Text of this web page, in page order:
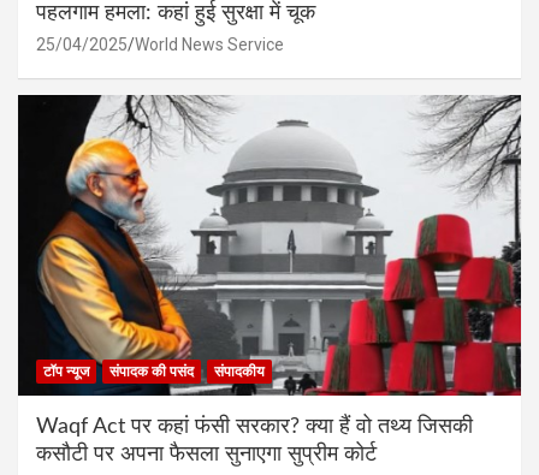
पहलगाम हमला: कहां हुई सुरक्षा में चूक
25/04/2025 World News Service
टॉप न्यूज संपादक की पसंद संपादकीय
Waqf Act पर कहां फंसी सरकार? क्या हैं वो तथ्य जिसकी
कसौटी पर अपना फैसला सुनाएगा सुप्रीम कोर्ट